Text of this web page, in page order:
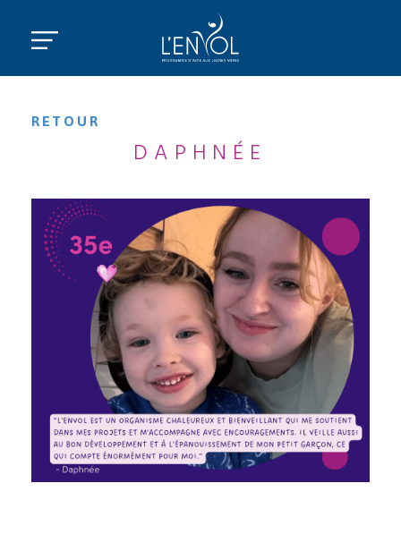
RETOUR
DAPHNÉE